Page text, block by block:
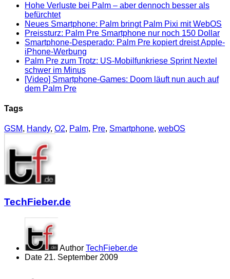
Hohe Verluste bei Palm – aber dennoch besser als
befürchtet
Neues Smartphone: Palm bringt Palm Pixi mit WebOS
Preissturz: Palm Pre Smartphone nur noch 150 Dollar
Smartphone-Desperado: Palm Pre kopiert dreist Apple-
iPhone-Werbung
Palm Pre zum Trotz: US-Mobilfunkriese Sprint Nextel
schwer im Minus
[Video] Smartphone-Games: Doom läuft nun auch auf
dem Palm Pre
Tags
GSM, Handy, O2, Palm, Pre, Smartphone, webOS
TechFieber.de
Author TechFieber.de
Date 21. September 2009